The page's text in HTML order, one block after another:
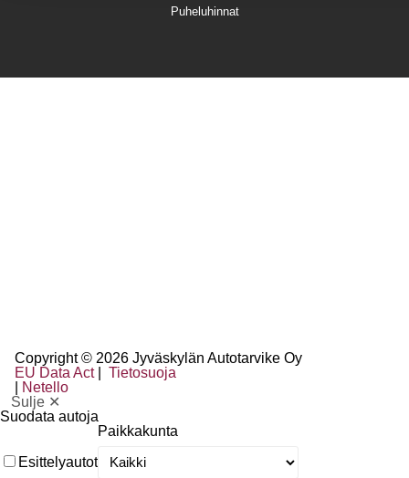
Puheluhinnat
Copyright © 2026 Jyväskylän Autotarvike Oy
EU Data Act|
Tietosuoja
Netello
Sulje ✕
Suodata autoja
Esittelyautot
Paikkakunta